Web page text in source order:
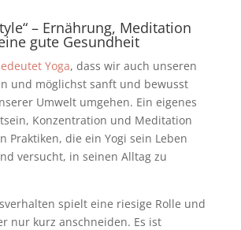
–Ernährung, Meditation
gute Gesundheit
Yoga, dass wir auch unseren
und möglichst sanft und bewusst
Umwelt umgehen. Ein eigenes
Konzentration und Meditation
Praktiken, die ein Yogi sein Leben
versucht, in seinen Alltag zu
spielt eine riesige Rolle und
nur kurz anschneiden. Es ist